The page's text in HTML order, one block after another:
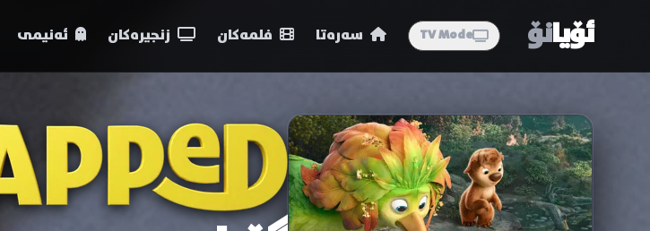
ئۆیانۆ TV Mode سەرەتا فلمەکان زنجیرەکان ئەنیمی